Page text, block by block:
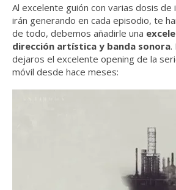
Al excelente guión con varias dosis de
irán generando en cada episodio, te
de todo, debemos añadirle una
dirección artística y banda sonora.
dejaros el excelente opening de la
móvil desde hace meses: